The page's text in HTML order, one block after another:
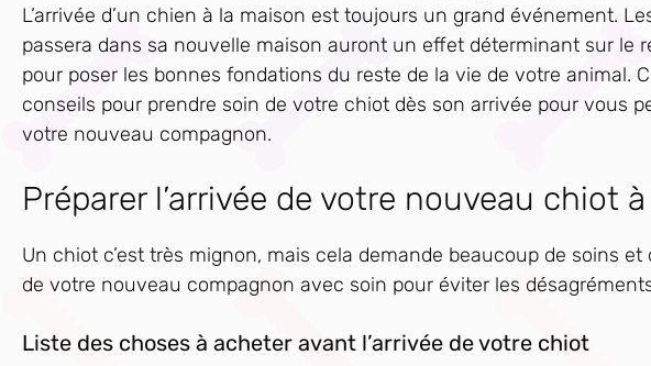
L’arrivée d’un chien à la maison est toujours un grand événement.
passera dans sa nouvelle maison auront un effet déterminant sur le
pour poser les bonnes fondations du reste de la vie de votre animal.
conseils pour prendre soin de votre chiot dès son arrivée pour vous
votre nouveau compagnon.
Préparer l’arrivée de votre nouveau chiot
Un chiot c’est très mignon, mais cela demande beaucoup de soins et
de votre nouveau compagnon avec soin pour éviter les
Liste des choses à acheter avant l’arrivée de votre chiot